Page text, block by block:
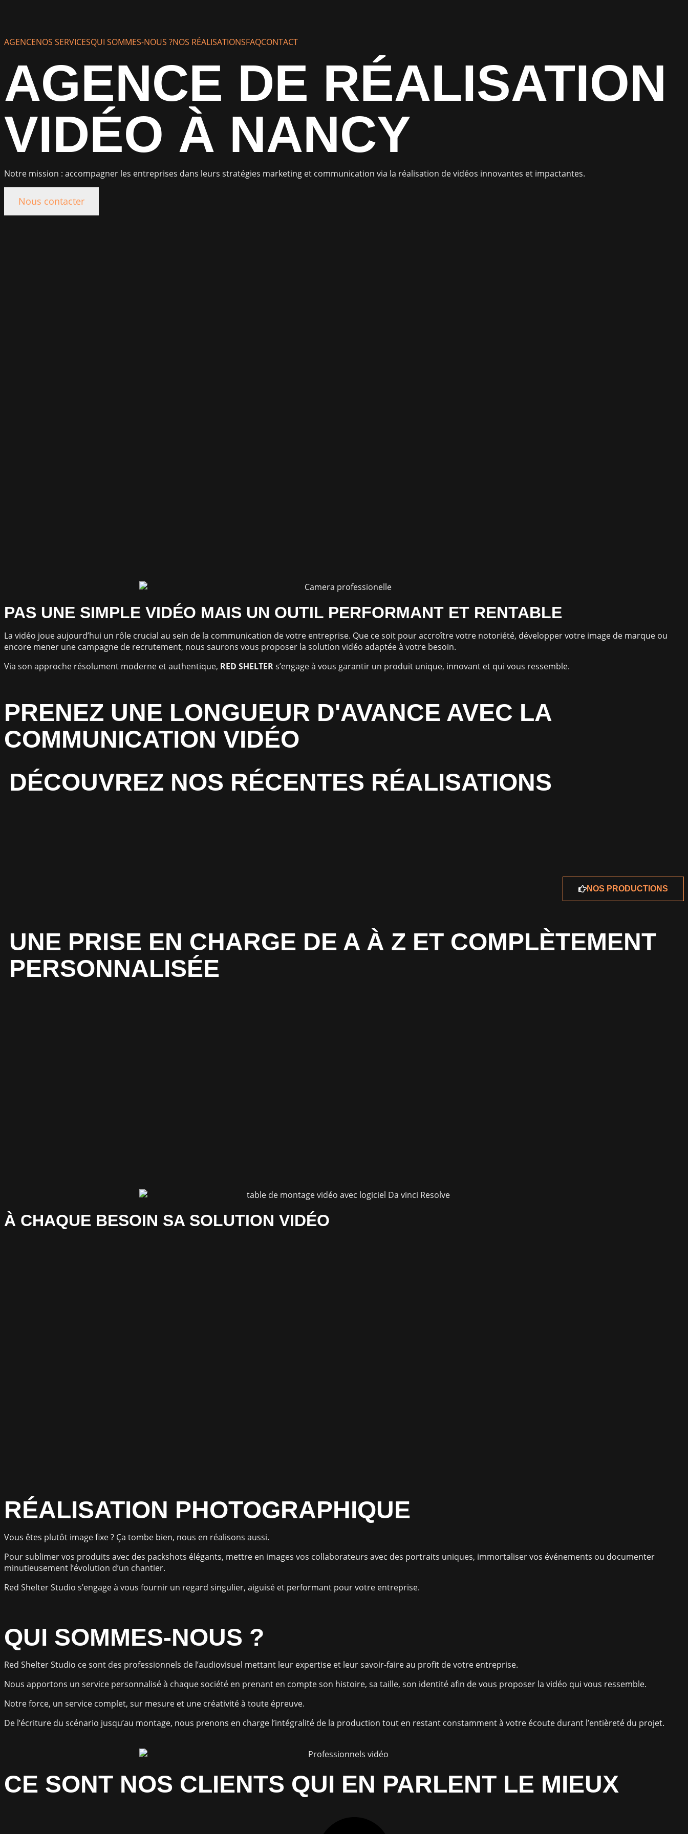
AGENCENOS SERVICESQUI SOMMES-NOUS ?NOS RÉALISATIONSFAQCONTACT
AGENCE DE RÉALISATION
VIDÉO À NANCY
Notre mission : accompagner les entreprises dans leurs stratégies marketing et communication via la réalisation de vidéos innovantes et impactantes.
Nous contacter
PAS UNE SIMPLE VIDÉO MAIS UN OUTIL PERFORMANT ET RENTABLE
La vidéo joue aujourd’hui un rôle crucial au sein de la communication de votre entreprise. Que ce soit pour accroître votre notoriété, développer votre image de marque ou
encore mener une campagne de recrutement, nous saurons vous proposer la solution vidéo adaptée à votre besoin.
Via son approche résolument moderne et authentique, RED SHELTERs’engage à vous garantir un produit unique, innovant et qui vous ressemble.
PRENEZ UNE LONGUEUR D'AVANCE AVEC LA
COMMUNICATION VIDÉO
DÉCOUVREZ NOS RÉCENTES RÉALISATIONS
NOS PRODUCTIONS
UNE PRISE EN CHARGE DE A À Z ET COMPLÈTEMENT
PERSONNALISÉE
À CHAQUE BESOIN SA SOLUTION VIDÉO
RÉALISATION PHOTOGRAPHIQUE
Vous êtes plutôt image fixe ? Ça tombe bien, nous en réalisons aussi.
Pour sublimer vos produits avec des packshots élégants, mettre en images vos collaborateurs avec des portraits uniques, immortaliser vos événements ou documenter
minutieusement l’évolution d’un chantier.
Red Shelter Studio s’engage à vous fournir un regard singulier, aiguisé et performant pour votre entreprise.
QUI SOMMES-NOUS ?
Red Shelter Studio ce sont des professionnels de l’audiovisuel mettant leur expertise et leur savoir-faire au profit de votre entreprise.
Nous apportons un service personnalisé à chaque société en prenant en compte son histoire, sa taille, son identité afin de vous proposer la vidéo qui vous ressemble.
Notre force, un service complet, sur mesure et une créativité à toute épreuve.
De l’écriture du scénario jusqu’au montage, nous prenons en charge l’intégralité de la production tout en restant constamment à votre écoute durant l’entièreté du projet.
CE SONT NOS CLIENTS QUI EN PARLENT LE MIEUX